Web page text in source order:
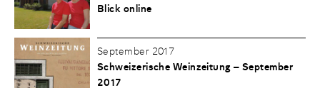
Blick online
September 2017
Schweizerische Weinzeitung – September
2017